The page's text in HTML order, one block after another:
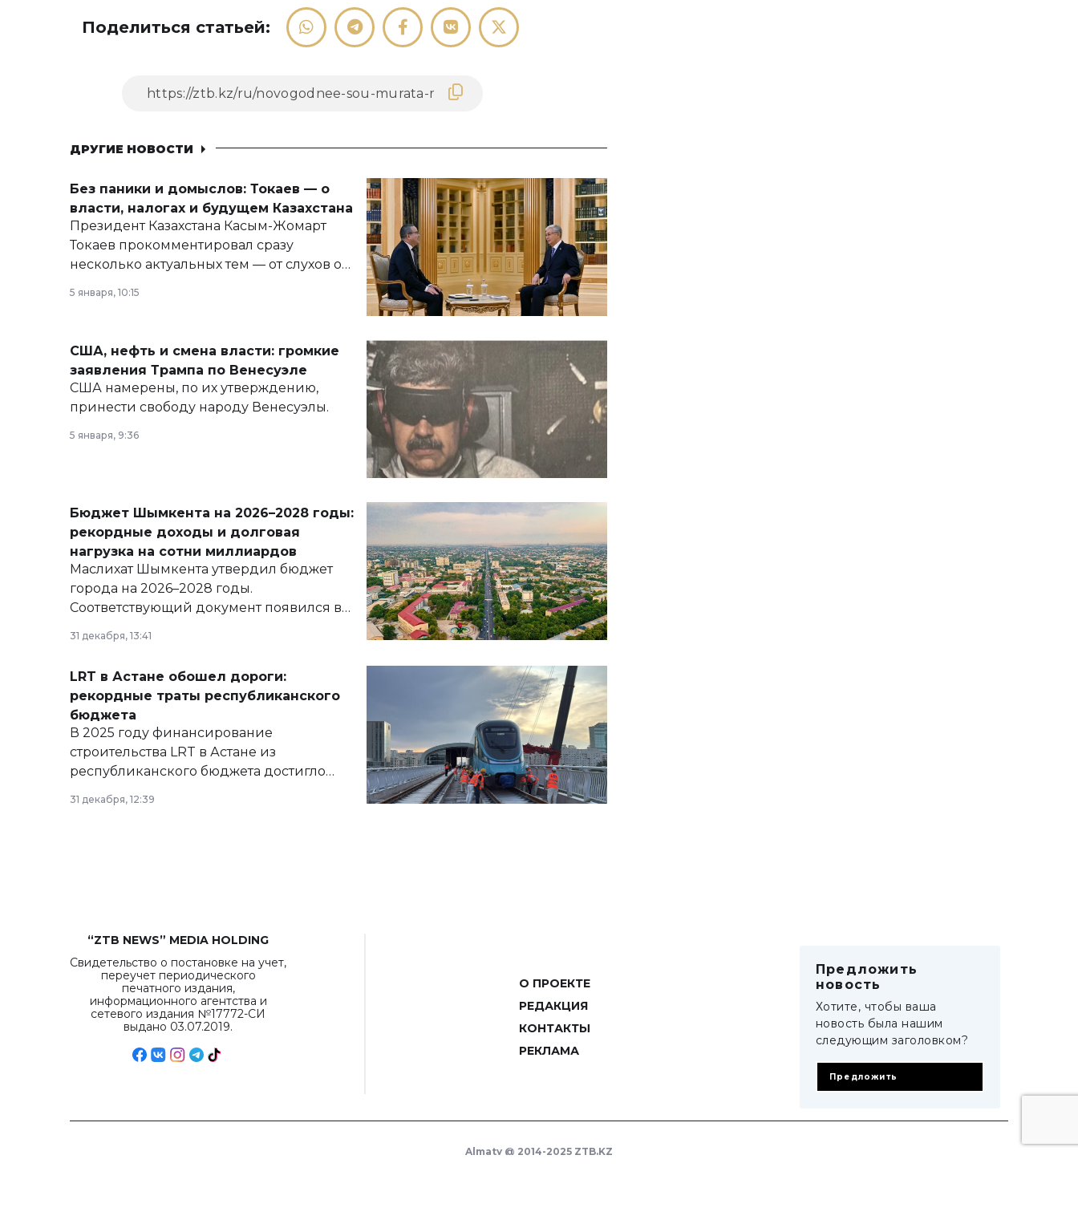
Поделиться статьей:
ДРУГИЕ НОВОСТИ
Без паники и домыслов: Токаев — о
власти, налогах и будущем Казахстана
Президент Казахстана Касым-Жомарт
Токаев прокомментировал сразу
несколько актуальных тем — от слухов о
армии, экономики и личного здоровья.
5 января, 10:15
США, нефть и смена власти: громкие
заявления Трампа по Венесуэле
США намерены, по их утверждению,
принести свободу народу Венесуэлы.
5 января, 9:36
Бюджет Шымкента на 2026–2028 годы:
рекордные доходы и долговая
нагрузка на сотни миллиардов
Маслихат Шымкента утвердил бюджет
города на 2026–2028 годы.
Соответствующий документ появился в
базе нормативных правовых актов и на
сайте маслихат города.
31 декабря, 13:41
LRT в Астане обошел дороги:
рекордные траты республиканского
бюджета
В 2025 году финансирование
строительства LRT в Астане из
республиканского бюджета достигло
рекордных объемов.
31 декабря, 12:39
“ZTB NEWS” MEDIA HOLDING
Свидетельство о постановке на учет,
переучет периодического
печатного издания,
информационного агентства и
сетевого издания №17772-СИ
выдано 03.07.2019.
О ПРОЕКТЕ
РЕДАКЦИЯ
КОНТАКТЫ
РЕКЛАМА
Предложить
новость
Хотите, чтобы ваша
новость была нашим
следующим заголовком?
Предложить
Almaty @ 2014-2025 ZTB.KZ